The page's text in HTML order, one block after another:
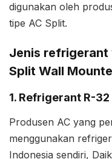
digunakan oleh
tipe AC Split.
Jenis refrigerant
Split Wall
1. Refrigerant R-32
Produsen AC yang
menggunakan
Indonesia sendiri,